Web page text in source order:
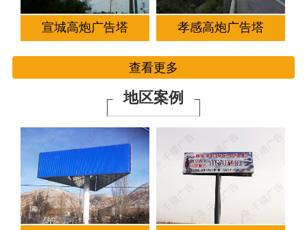
宣城高炮广告塔 孝感高炮广告塔
查看更多
地区案例